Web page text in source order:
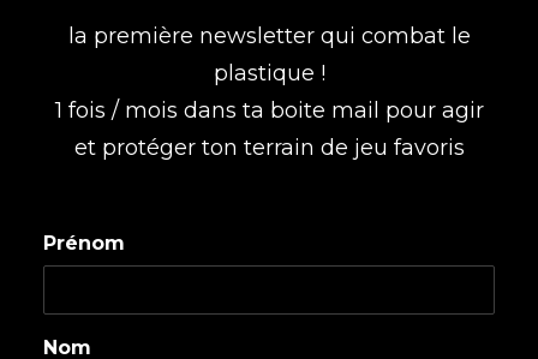
la première newsletter qui combat le
plastique !
1 fois / mois dans ta boite mail pour agir
et protéger ton terrain de jeu favoris
Prénom
Nom